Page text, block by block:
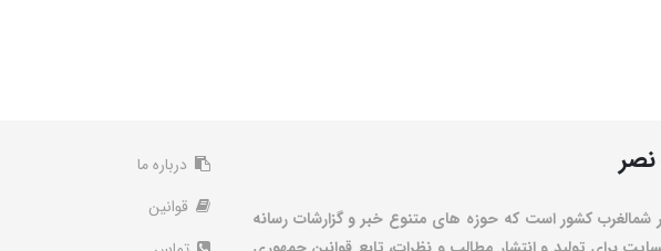
شمالغرب کشور است که حوزه های متنوع خبر و گزارشات رسانه
درباره ما
قوانین